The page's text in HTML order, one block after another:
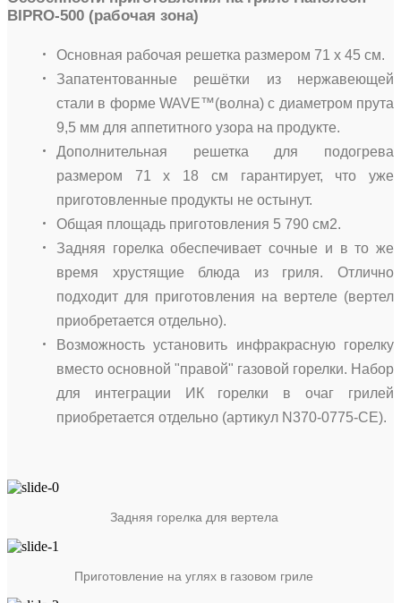
BIPRO-500 (рабочая зона)
Основная рабочая решетка размером 71 x 45 см.
Запатентованные решётки из нержавеющей
стали в форме WAVE™(волна) с диаметром прута
9,5 мм для аппетитного узора на продукте.
Дополнительная решетка для подогрева
размером 71 х 18 см гарантирует, что уже
приготовленные продукты не остынут.
Общая площадь приготовления 5 790 см2.
Задняя горелка обеспечивает сочные и в то же
время хрустящие блюда из гриля. Отлично
подходит для приготовления на вертеле (вертел
приобретается отдельно).
Возможность установить инфракрасную горелку
вместо основной "правой" газовой горелки. Набор
для интеграции ИК горелки в очаг грилей
приобретается отдельно (артикул N370-0775-CE).
Задняя горелка для вертела
Приготовление на углях в газовом гриле